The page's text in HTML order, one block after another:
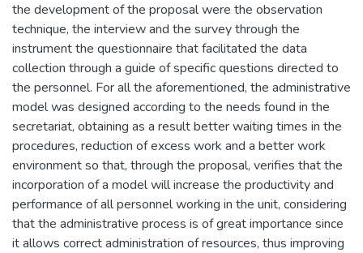
the development of the proposal were the observation
technique, the interview and the survey through the
instrument the questionnaire that facilitated the data
collection through a guide of specific questions directed to
the personnel. For all the aforementioned, the administrative
model was designed according to the needs found in the
secretariat, obtaining as a result better waiting times in the
procedures, reduction of excess work and a better work
environment so that, through the proposal, verifies that the
incorporation of a model will increase the productivity and
performance of all personnel working in the unit, considering
that the administrative process is of great importance since
it allows correct administration of resources, thus improving